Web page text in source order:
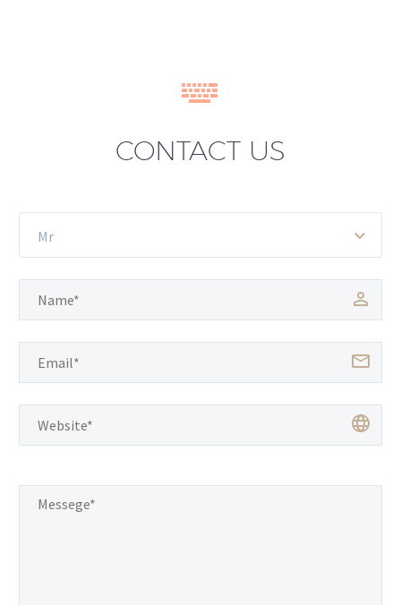


CONTACT US
Mr